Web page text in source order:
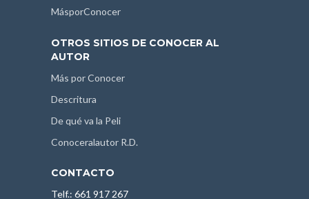
MásporConocer
OTROS SITIOS DE CONOCER AL
AUTOR
Más por Conocer
Descritura
De qué va la Peli
Conoceralautor R.D.
CONTACTO
Telf.: 661 917 267